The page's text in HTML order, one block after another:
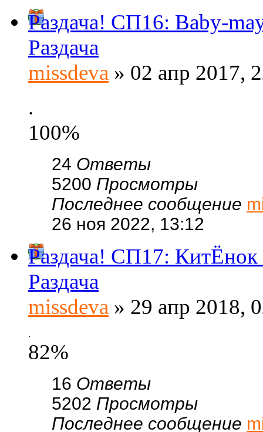
Раздача! СП16: Baby-
Раздача
missdeva » 02 апр 2017,
.
100%
24 Ответы
5200 Просмотры
Последнее сообщение
26 ноя 2022, 13:12
Раздача! СП17: КитЁнок
Раздача
missdeva » 29 апр 2018,
.
82%
16 Ответы
5202 Просмотры
Последнее сообщение